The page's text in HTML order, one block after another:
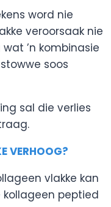
word nie
veroorsaak nie
’n kombinasie
soos
sal die verlies
VERHOOG?
vlakke kan
peptied